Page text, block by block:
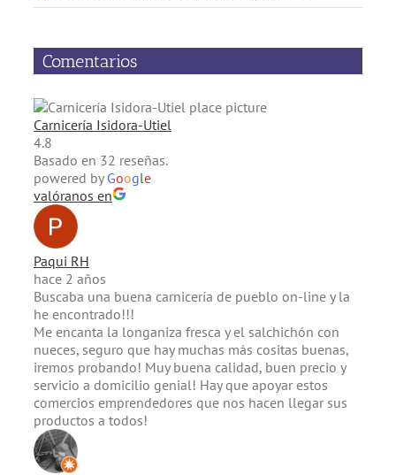
Comentarios
Carnicería Isidora-Utiel
4.8
Basado en 32 reseñas.
powered by Google
valóranos en
Paqui RH
hace 2 años
Buscaba una buena carnicería de pueblo on-line y la
he encontrado!!!
Me encanta la longaniza fresca y el salchichón con
nueces, seguro que hay muchas más cositas buenas,
iremos probando! Muy buena calidad, buen precio y
servicio a domicilio genial! Hay que apoyar estos
comercios emprendedores que nos hacen llegar sus
productos a todos!